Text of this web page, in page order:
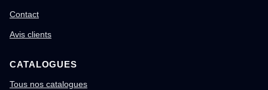
Contact
Avis clients
CATALOGUES
Tous nos catalogues